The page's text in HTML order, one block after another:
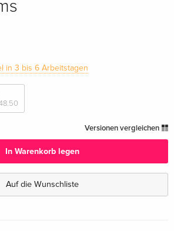
in 3 bis 6 Arbeitstagen
Versionen vergleichen
In Warenkorb legen
Auf die Wunschliste